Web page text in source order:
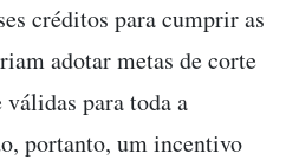
créditos para cumprir as
adotar metas de corte
válidas para toda a
portanto, um incentivo